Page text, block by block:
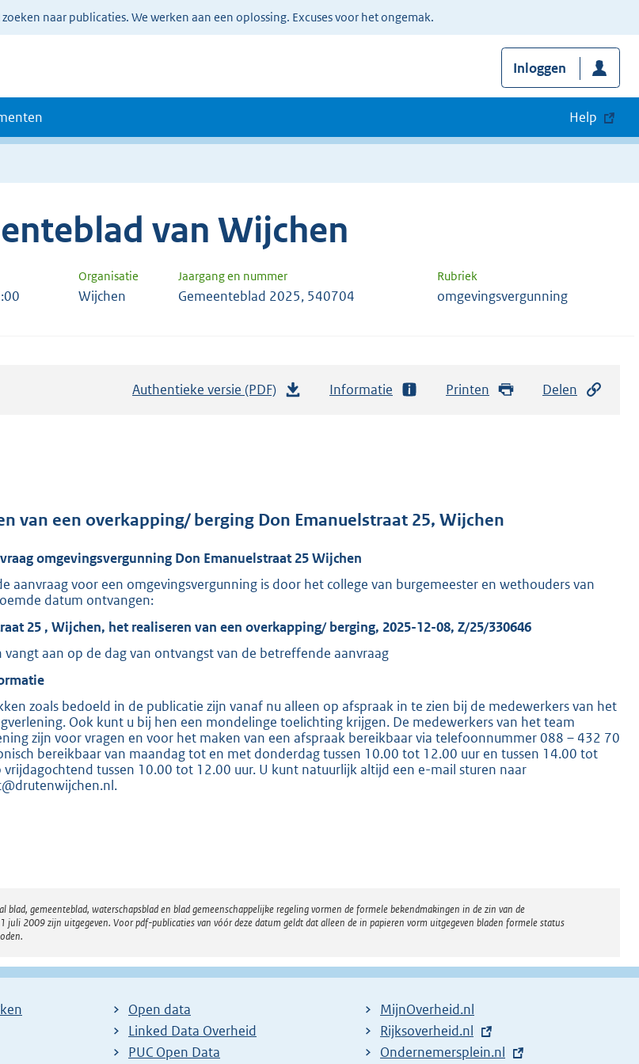
naar publicaties. We werken aan een oplossing. Excuses voor het ongemak.
Inloggen
Help
van Wijchen
Organisatie Jaargang en nummer Rubriek
Wijchen Gemeenteblad 2025, 540704 omgevingsvergunning
Authentieke versie (PDF)
d
g
r
o
t
:
8
1
6
Informatie Printen Delen
van een overkapping/ berging Don Emanuelstraat 25, Wijchen
omgevingsvergunning Don Emanuelstraat 25 Wijchen
aanvraag voor een omgevingsvergunning is door het college van burgemeester en wethouders van
datum ontvangen:
25 , Wijchen, het realiseren van een overkapping/ berging, 2025-12-08, Z/25/330646
vangt aan op de dag van ontvangst van de betreffende aanvraag
zoals bedoeld in de publicatie zijn vanaf nu alleen op afspraak in te zien bij de medewerkers van het
Ook kunt u bij hen een mondelinge toelichting krijgen. De medewerkers van het team
zijn voor vragen en voor het maken van een afspraak bereikbaar via telefoonnummer 088 – 432 70
bereikbaar van maandag tot en met donderdag tussen 10.00 tot 12.00 uur en tussen 14.00 tot
vrijdagochtend tussen 10.00 tot 12.00 uur. U kunt natuurlijk altijd een e-mail sturen naar
gemeenteblad, waterschapsblad en blad gemeenschappelijke regeling vormen de formele bekendmakingen in de zin van de
2009 zijn uitgegeven. Voor pdf-publicaties van vóór deze datum geldt dat alleen de in papieren vorm uitgegeven bladen formele status
Open data
Linked Data Overheid
PUC Open Data
MijnOverheid.nl
E
x
Rijksoverheid.nl
E
Ondernemersplein.nl